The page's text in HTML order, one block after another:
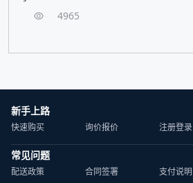
4965
新手上路
快速购买 询价报价 注册登录
常见问题
配送政策 合同签署 支付说明